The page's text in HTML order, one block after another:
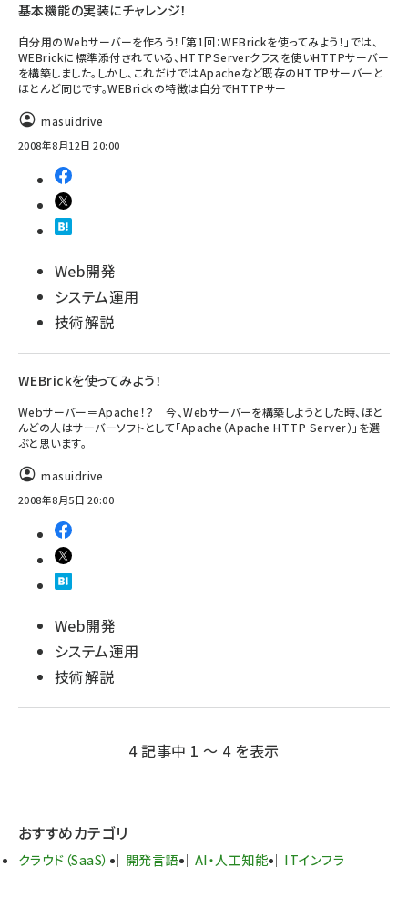
基本機能の実装にチャレンジ！
自分用のWebサーバーを作ろう！「第1回：WEBrickを使ってみよう！」では、
WEBrickに標準添付されている、HTTPServerクラスを使いHTTPサーバー
を構築しました。しかし、これだけではApacheなど既存のHTTPサーバーと
ほとんど同じです。WEBrickの特徴は自分でHTTPサー
masuidrive
2008年8月12日 20:00
Web開発
システム運用
技術解説
WEBrickを使ってみよう！
Webサーバー＝Apache！？ 今、Webサーバーを構築しようとした時、ほと
んどの人はサーバーソフトとして「Apache（Apache HTTP Server）」を選
ぶと思います。
masuidrive
2008年8月5日 20:00
Web開発
システム運用
技術解説
4 記事中 1 ～ 4 を表示
おすすめカテゴリ
クラウド（SaaS） 開発言語 AI・人工知能 ITインフラ